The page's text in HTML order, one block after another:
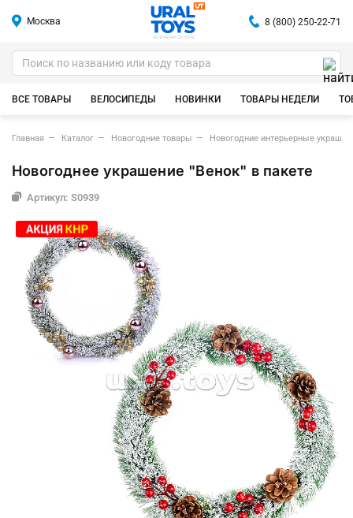
Москва
ИГРУШКИ ОПТОМ
8 (800) 250-22-71
ВСЕ ТОВАРЫ ВЕЛОСИПЕДЫ НОВИНКИ ТОВАРЫ НЕДЕЛИ
Главная Каталог Новогодние товары Новогодние интерьерные
Новогоднее украшение "Венок" в пакете
Артикул: S0939